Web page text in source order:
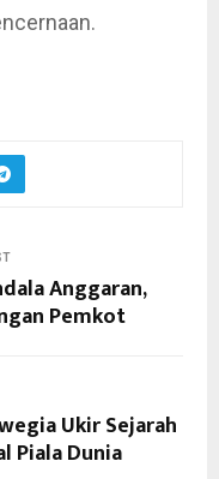
Anggaran,
Pemkot
Ukir Sejarah
Piala Dunia